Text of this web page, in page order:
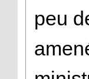
peu